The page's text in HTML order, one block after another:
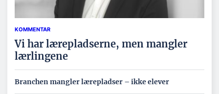
KOMMENTAR
Vi har lærepladserne, men mangler
lærlingene
Branchen mangler lærepladser – ikke elever